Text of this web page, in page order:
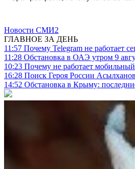
Новости СМИ2
ГЛАВНОЕ ЗА ДЕНЬ
11:57 Почему Telegram не работает
11:28 Обстановка в ОАЭ утром 9
10:23 Почему не работает мобильный
16:28 Поиск Героя России
14:52 Обстановка в Крыму: